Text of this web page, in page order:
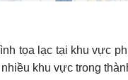
tọa lạc tại khu vực
khu vực trong